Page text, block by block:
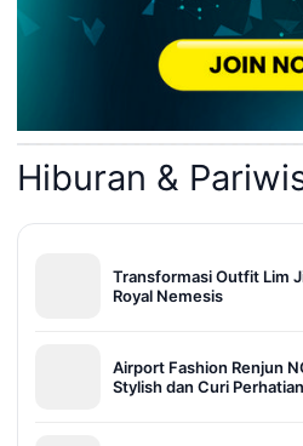
Hiburan &
Transformasi Outfit Lim
Royal Nemesis
Airport Fashion Renjun
Stylish dan Curi Perhatian